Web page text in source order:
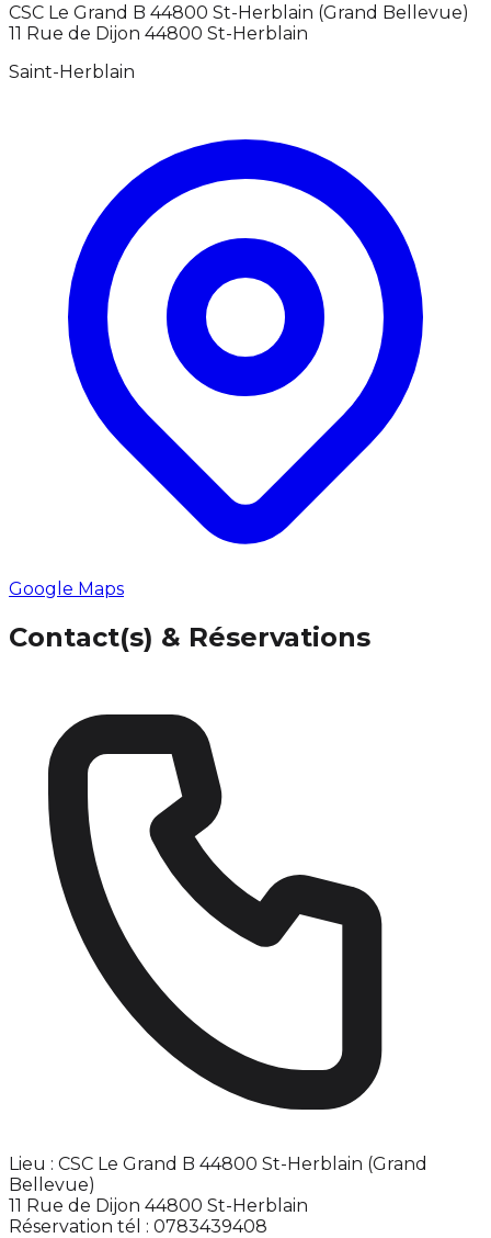
CSC Le Grand B 44800 St-Herblain (Grand Bellevue)
11 Rue de Dijon 44800 St-Herblain
Saint-Herblain
Google Maps
Contact(s) & Réservations
Lieu : CSC Le Grand B 44800 St-Herblain (Grand
Bellevue)
11 Rue de Dijon 44800 St-Herblain
Réservation tél : 0783439408